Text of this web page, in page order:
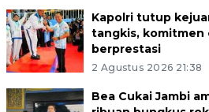
Kapolri tutup
tangkis,
berprestasi
2 Agustus 2026 21:38
Bea Cukai Jambi